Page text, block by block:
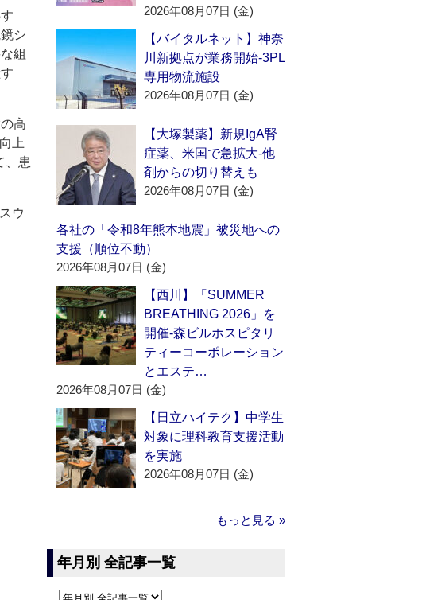
シ
組
高
上
、患
ウ
2026年08月07日 (金)
【バイタルネット】神奈
川新拠点が業務開始‐3PL
専用物流施設
2026年08月07日 (金)
【大塚製薬】新規IgA腎
症薬、米国で急拡大‐他
剤からの切り替えも
2026年08月07日 (金)
各社の「令和8年熊本地震」被災地への
支援（順位不動）
2026年08月07日 (金)
【西川】「SUMMER
BREATHING 2026」を
開催‐森ビルホスピタリ
ティーコーポレーション
とエステ…
2026年08月07日 (金)
【日立ハイテク】中学生
対象に理科教育支援活動
を実施
2026年08月07日 (金)
もっと見る »
年月別 全記事一覧